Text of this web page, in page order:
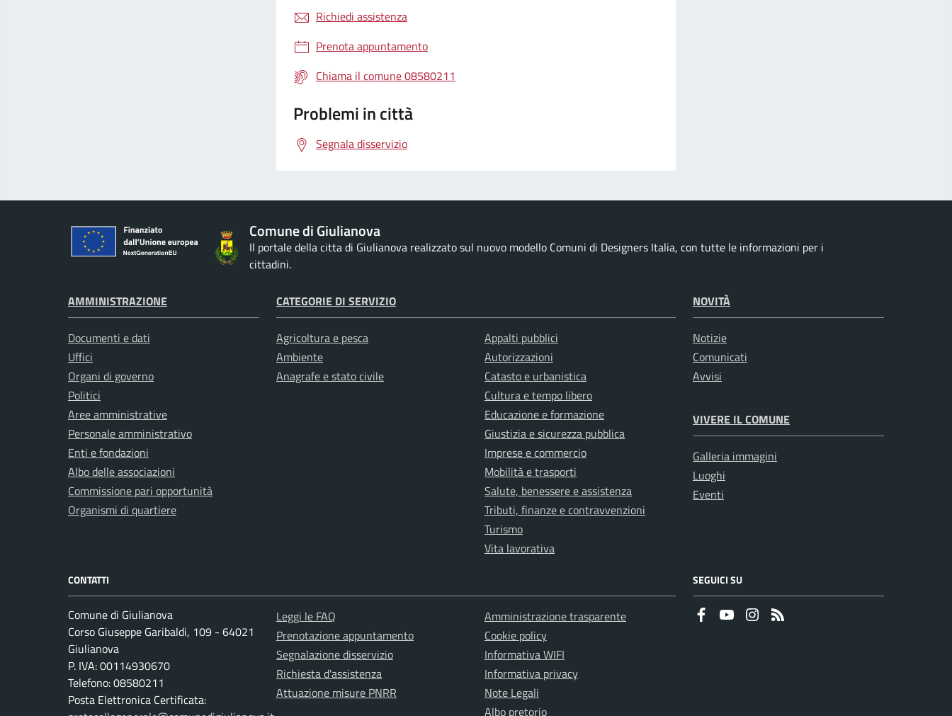
Richiedi assistenza
Prenota appuntamento
Chiama il comune 08580211
Problemi in città
Segnala disservizio
Comune di Giulianova
Il portale della citta di Giulianova realizzato sul nuovo modello Comuni di Designers Italia, con tutte le informazioni per i
cittadini.
AMMINISTRAZIONE
Documenti e dati
Uffici
Organi di governo
Politici
Aree amministrative
Personale amministrativo
Enti e fondazioni
Albo delle associazioni
Commissione pari opportunità
Organismi di quartiere
CATEGORIE DI SERVIZIO
Agricoltura e pesca
Ambiente
Anagrafe e stato civile
Appalti pubblici
Autorizzazioni
Catasto e urbanistica
Cultura e tempo libero
Educazione e formazione
Giustizia e sicurezza pubblica
Imprese e commercio
Mobilità e trasporti
Salute, benessere e assistenza
Tributi, finanze e contravvenzioni
Turismo
Vita lavorativa
NOVITÀ
Notizie
Comunicati
Avvisi
VIVERE IL COMUNE
Galleria immagini
Luoghi
Eventi
CONTATTI
Comune di Giulianova
Corso Giuseppe Garibaldi, 109 - 64021
Giulianova
P. IVA: 00114930670
Telefono: 08580211
Posta Elettronica Certificata:
Leggi le FAQ
Prenotazione appuntamento
Segnalazione disservizio
Richiesta d'assistenza
Attuazione misure PNRR
Amministrazione trasparente
Cookie policy
Informativa WIFI
Informativa privacy
Note Legali
Albo pretorio
SEGUICI SU
FaceboookYoutubeInstagram